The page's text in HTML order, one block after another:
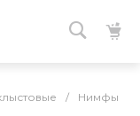
/ Нимфы